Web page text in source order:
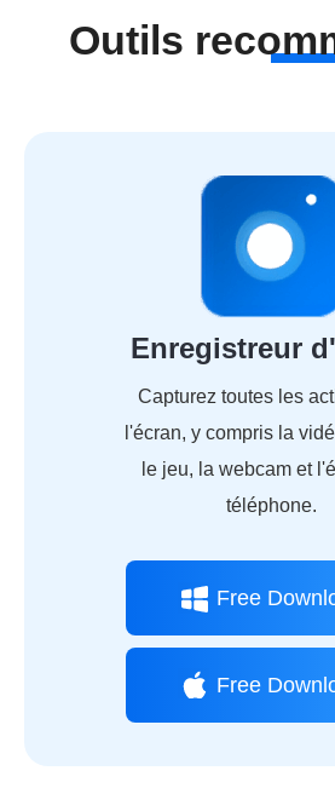
Outils
Enregistreur
Capturez toutes les
l'écran, y compris la
le jeu, la webcam et
téléphone.
Free
Free